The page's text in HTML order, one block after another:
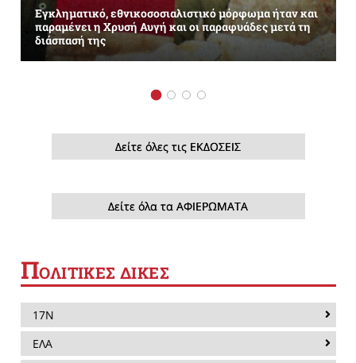
Εγκληματικό, εθνικοσοσιαλιστικό μόρφωμα ήταν και
παραμένει η Χρυσή Αυγή και οι παραφυάδες μετά τη
διάσπασή της
Δείτε όλες τις ΕΚΔΟΣΕΙΣ
Δείτε όλα τα ΑΦΙΕΡΩΜΑΤΑ
ΠΟΛΙΤΙΚΕΣ ΔΙΚΕΣ
17Ν
ΕΛΑ